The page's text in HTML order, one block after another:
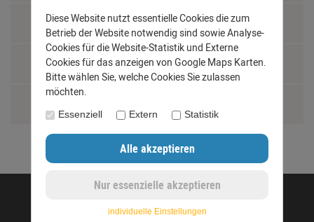
Jobs
Montage und Installationshilfen
©opyright 2020 - www.dachrinnen-shop.de
Diese Website nutzt essentielle Cookies die zum
Betrieb der Website notwendig sind sowie Analyse-
Cookies für die Website-Statistik und Externe
Cookies für das anzeigen von Google Maps Karten.
Bitte wählen Sie, welche Cookies Sie zulassen
möchten.
Essenziell Extern Statistik
individuelle Einstellungen